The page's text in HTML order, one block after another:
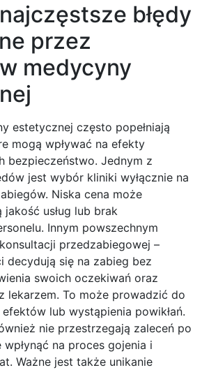
błędy
przez
medycyny
estetycznej często popełniają
mogą wpływać na efekty
bezpieczeństwo. Jednym z
jest wybór kliniki wyłącznie na
Niska cena może
usług lub brak
Innym powszechnym
przedzabiegowej –
decydują się na zabieg bez
swoich oczekiwań oraz
lekarzem. To może prowadzić do
lub wystąpienia powikłań.
nie przestrzegają zaleceń po
na proces gojenia i
Ważne jest także unikanie